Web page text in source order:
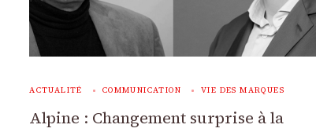
ACTUALITÉ COMMUNICATION VIE DES MARQUES
Alpine : Changement surprise à la